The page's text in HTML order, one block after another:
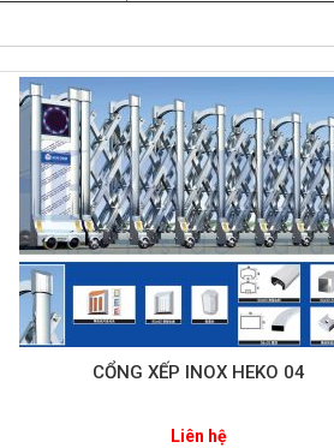
CỔNG XẾP INOX HEKO 04
Liên hệ